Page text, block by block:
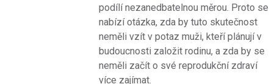
podílí nezanedbatelnou měrou. Proto se
nabízí otázka, zda by tuto skutečnost
neměli vzít v potaz muži, kteří plánují v
budoucnosti založit rodinu, a zda by se
neměli začít o své reprodukční zdraví
více zajímat.